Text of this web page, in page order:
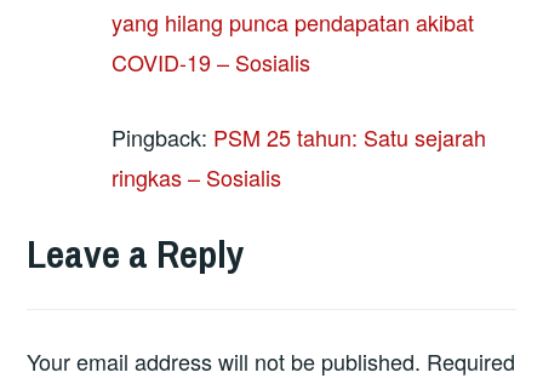
yang hilang punca pendapatan akibat
COVID-19 – Sosialis
Pingback: PSM 25 tahun: Satu sejarah
ringkas – Sosialis
Leave a Reply
Your email address will not be published. Required